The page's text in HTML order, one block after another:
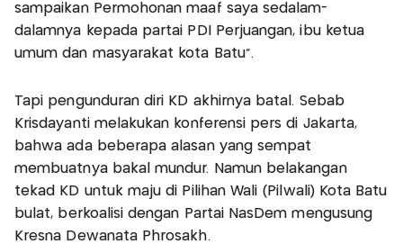
sampaikan Permohonan maaf saya sedalam-
dalamnya kepada partai PDI Perjuangan, ibu ketua
umum dan masyarakat kota Batu".
Tapi pengunduran diri KD akhirnya batal. Sebab
Krisdayanti melakukan konferensi pers di Jakarta,
bahwa ada beberapa alasan yang sempat
membuatnya bakal mundur. Namun belakangan
tekad KD untuk maju di Pilihan Wali (Pilwali) Kota Batu
bulat, berkoalisi dengan Partai NasDem mengusung
Kresna Dewanata Phrosakh.